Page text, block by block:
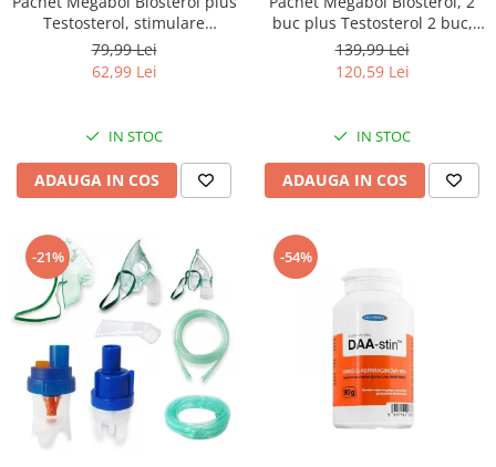
Testosterol, stimulare
testosteron si hormon de
crestere, inhibare estrogen
79,99 Lei
62,99 Lei
IN STOC
ADAUGA IN COS
buc plus Testosterol 2 buc,
stimulare testosteron si
hormon de crestere, inhibare
estrogen
139,99 Lei
120,59 Lei
IN STOC
ADAUGA IN COS
-21% -54%